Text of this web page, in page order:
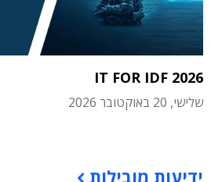
IT FOR IDF 2026
שלישי, 20 באוקטובר 2026
ידיעות מובילות